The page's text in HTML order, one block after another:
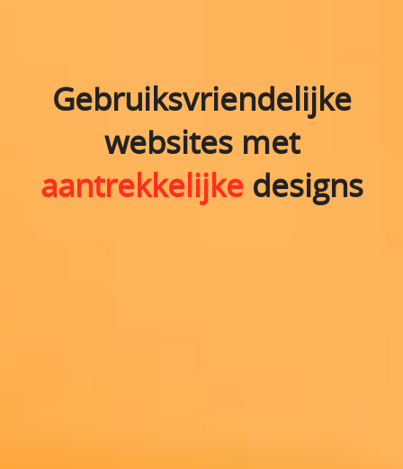
Gebruiksvriendelijke
websites met
aantrekkelijkedesigns